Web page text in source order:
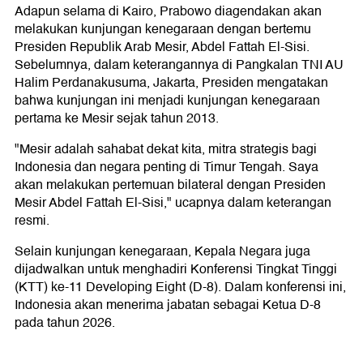
Adapun selama di Kairo, Prabowo diagendakan akan
melakukan kunjungan kenegaraan dengan bertemu
Presiden Republik Arab Mesir, Abdel Fattah El-Sisi.
Sebelumnya, dalam keterangannya di Pangkalan TNI AU
Halim Perdanakusuma, Jakarta, Presiden mengatakan
bahwa kunjungan ini menjadi kunjungan kenegaraan
pertama ke Mesir sejak tahun 2013.
"Mesir adalah sahabat dekat kita, mitra strategis bagi
Indonesia dan negara penting di Timur Tengah. Saya
akan melakukan pertemuan bilateral dengan Presiden
Mesir Abdel Fattah El-Sisi," ucapnya dalam keterangan
resmi.
Selain kunjungan kenegaraan, Kepala Negara juga
dijadwalkan untuk menghadiri Konferensi Tingkat Tinggi
(KTT) ke-11 Developing Eight (D-8). Dalam konferensi ini,
Indonesia akan menerima jabatan sebagai Ketua D-8
pada tahun 2026.